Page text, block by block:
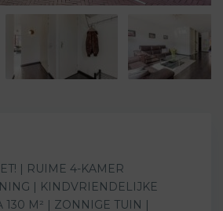
| RUIME 4-KAMER
| KINDVRIENDELIJKE
130 M² | ZONNIGE TUIN |